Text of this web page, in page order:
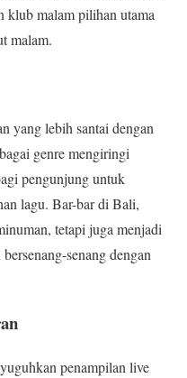
klub malam pilihan utama
malam.
yang lebih santai dengan
genre mengiringi
pengunjung untuk
lagu. Bar-bar di Bali,
tetapi juga menjadi
senang dengan
penampilan live